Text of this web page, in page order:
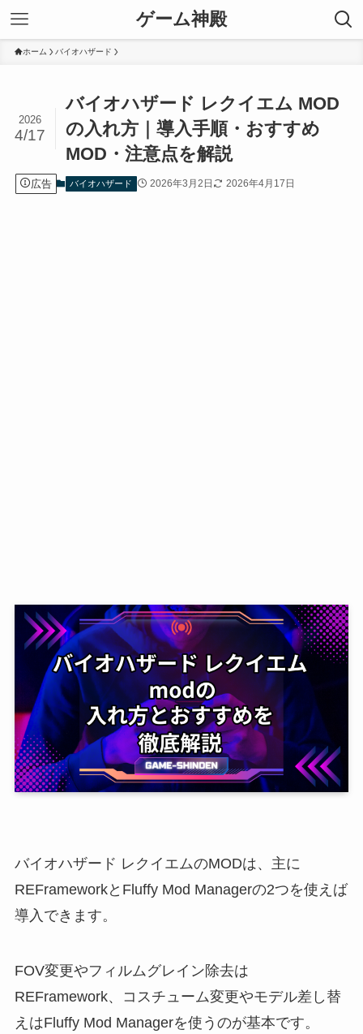
ゲーム神殿
ホーム バイオハザード
バイオハザード レクイエム MOD
の入れ方｜導入手順・おすすめ
MOD・注意点を解説
2026
4/17
広告 バイオハザード 2026年3月2日 2026年4月17日
バイオハザード レクイエムのMODは、主に
REFrameworkとFluffy Mod Managerの2つを使えば
導入できます。
FOV変更やフィルムグレイン除去は
REFramework、コスチューム変更やモデル差し替
えはFluffy Mod Managerを使うのが基本です。